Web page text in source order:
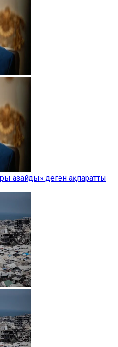
азайды» деген ақпаратты